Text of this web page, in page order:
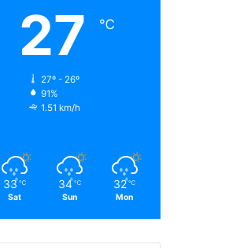
27 ℃
27º - 26º
91%
1.51 km/h
33 ℃
Sat
34 ℃
Sun
32 ℃
Mon